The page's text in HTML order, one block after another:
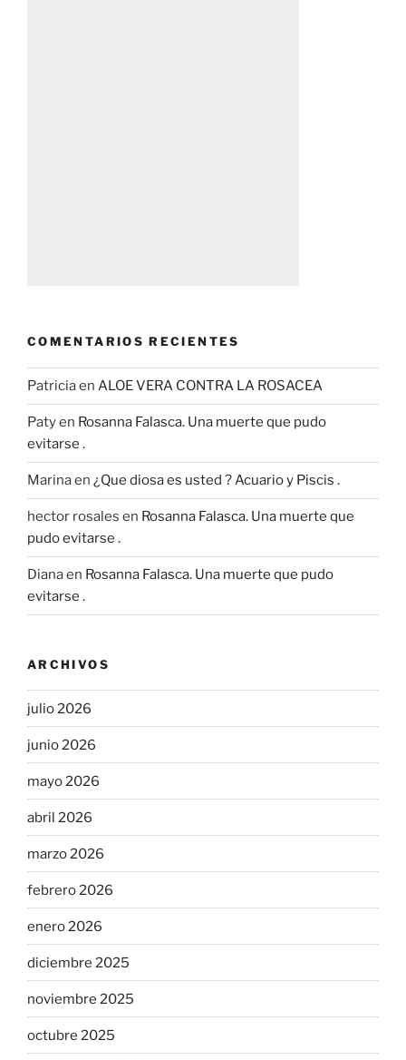
COMENTARIOS RECIENTES
Patriciaen ALOE VERA CONTRA LA ROSACEA
Patyen Rosanna Falasca. Una muerte que pudo
evitarse .
Marinaen ¿Que diosa es usted ? Acuario y Piscis .
hector rosales en Rosanna Falasca. Una muerte que
pudo evitarse .
Dianaen Rosanna Falasca. Una muerte que pudo
evitarse .
ARCHIVOS
julio 2026
junio 2026
mayo 2026
abril 2026
marzo 2026
febrero 2026
enero 2026
diciembre 2025
noviembre 2025
octubre 2025